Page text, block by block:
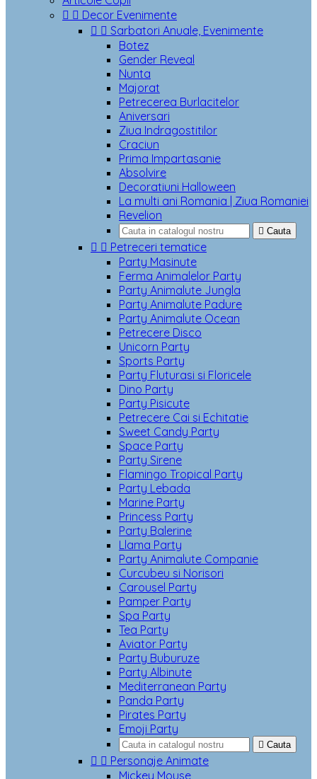
  Decor Evenimente
  Sarbatori Anuale, Evenimente
Botez
Gender Reveal
Nunta
Majorat
Petrecerea Burlacitelor
Aniversari
Ziua Indragostitilor
Craciun
Prima Impartasanie
Absolvire
Decoratiuni Halloween
La multi ani Romania | Ziua Romaniei
Revelion
 Cauta
  Petreceri tematice
Party Masinute
Ferma Animalelor Party
Party Animalute Jungla
Party Animalute Padure
Party Animalute Ocean
Petrecere Disco
Unicorn Party
Sports Party
Party Fluturasi si Floricele
Dino Party
Party Pisicute
Petrecere Cai si Echitatie
Sweet Candy Party
Space Party
Party Sirene
Flamingo Tropical Party
Party Lebada
Marine Party
Princess Party
Party Balerine
Llama Party
Party Animalute Companie
Curcubeu si Norisori
Carousel Party
Pamper Party
Spa Party
Tea Party
Aviator Party
Party Buburuze
Party Albinute
Mediterranean Party
Panda Party
Pirates Party
Emoji Party
 Cauta
  Personaje Animate
Mickey Mouse